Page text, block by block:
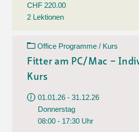
CHF 220.00
2 Lektionen
Office Programme / Kurs
Fitter am PC/Mac –
Kurs
01.01.26 - 31.12.26
Donnerstag
08:00 - 17:30 Uhr